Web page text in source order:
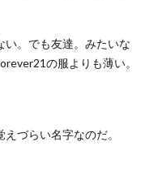
い。でも友達。みたいな
の服よりも薄い。
づらい名字なのだ。